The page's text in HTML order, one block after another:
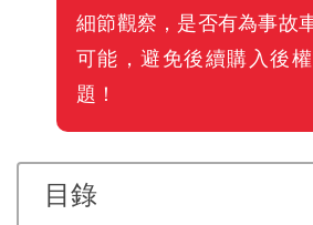
細節觀察，是否有為事故
可能，避免後續購入後
題！
目錄